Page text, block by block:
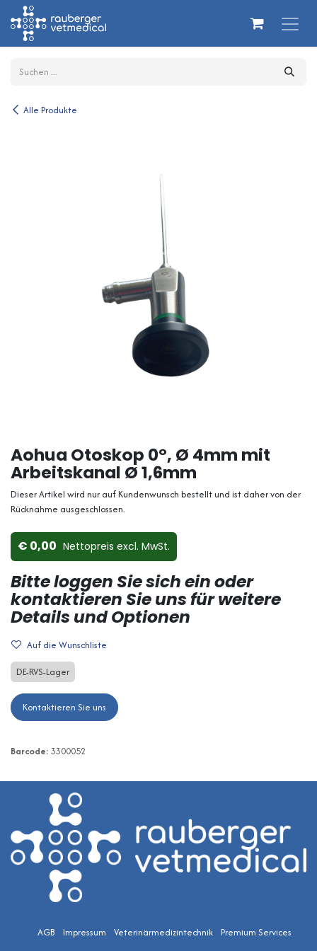
Zum Inhalt springen
Alle Produkte
Aohua Otoskop 0°, Ø 4mm mit
Arbeitskanal Ø 1,6mm
Dieser Artikel wird nur auf Kundenwunsch bestellt und ist daher von der
Rücknahme ausgeschlossen.
0,00 Nettopreis ex​cl. MwSt.
Bitte loggen Sie sich ein oder
kontaktieren Sie uns für weitere
Details und Optionen
Auf die Wunschliste
DE-RVS-Lager
Kontaktieren Sie uns
Barcode: 3300052
AGB Impressum Veterinärmedizintechnik Premium Services